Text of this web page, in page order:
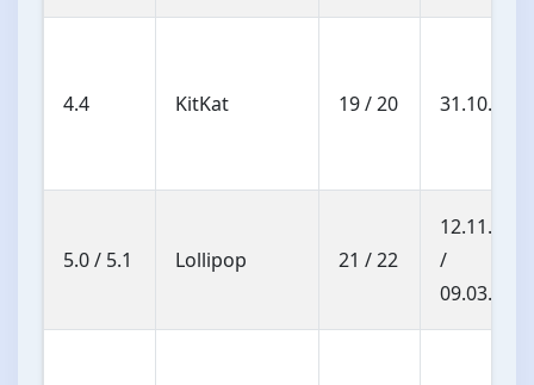
4.4 KitKat 19 / 20 31.10.2013
5.0 / 5.1 Lollipop 21 / 22
12.11.2014
/
09.03.2015